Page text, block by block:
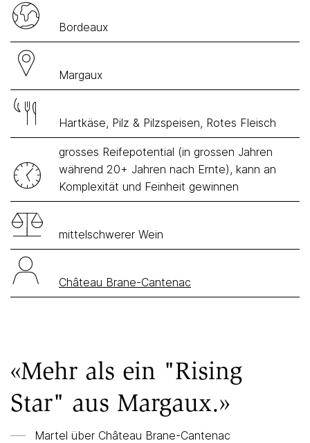
Bordeaux
Margaux
Hartkäse, Pilz & Pilzspeisen, Rotes Fleisch
grosses Reifepotential (in grossen Jahren
während 20+ Jahren nach Ernte), kann an
Komplexität und Feinheit gewinnen
mittelschwerer Wein
Château Brane-Cantenac
«Mehr als ein "Rising
Star" aus Margaux.»
Martel über Château Brane-Cantenac